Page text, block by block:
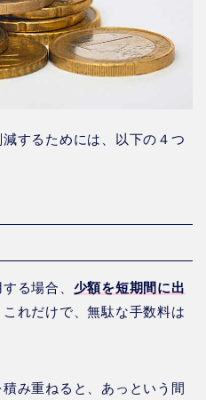
するためには、以下の４つ
る場合、 少額を短期間に出
れだけで、無駄な手数料は
み重ねると、あっという間